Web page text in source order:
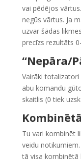
vai pēdējos
negūs vārtus. Ja
uzvar šādas
precīzs rezultāts
“Nepāra/
Vairāki
abu komandu
skaitlis (0 tiek
Tu vari kombinēt
veidu
tā visa kombinētā